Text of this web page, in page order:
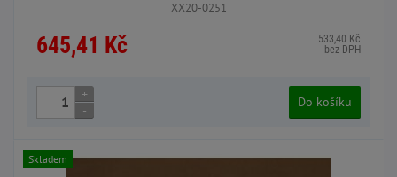
XX20-0251
645,41 Kč
533,40 Kč
bez DPH
+
-
Do košíku
Skladem